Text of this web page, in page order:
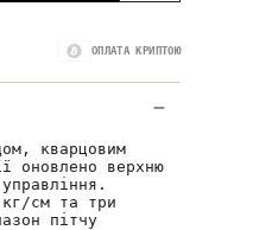
ОПЛАТА КРИПТОЮ
кварцовим
оновлено верхню
кг/см та три
пітчу